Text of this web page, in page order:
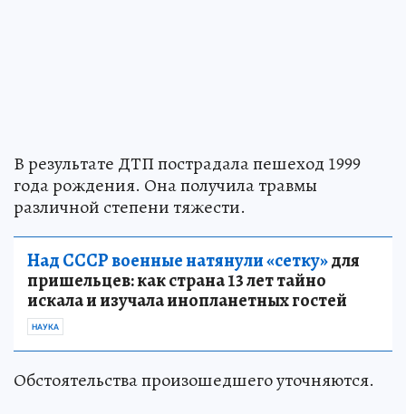
В результате ДТП пострадала пешеход 1999
года рождения. Она получила травмы
различной степени тяжести.
Над СССР военные натянули «сетку»для
пришельцев: как страна 13 лет тайно
искала и изучала инопланетных гостей
НАУКА
Обстоятельства произошедшего уточняются.